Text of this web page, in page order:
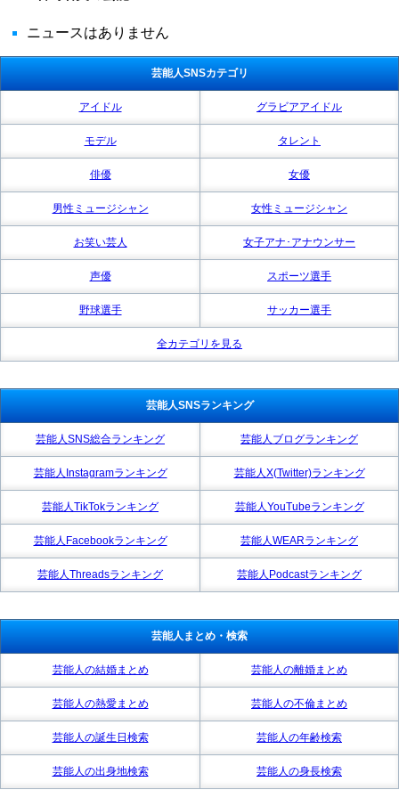
ニュースはありません
芸能人SNSカテゴリ
アイドル グラビアアイドル
モデル タレント
俳優 女優
男性ミュージシャン 女性ミュージシャン
お笑い芸人 女子アナ･アナウンサー
声優 スポーツ選手
野球選手 サッカー選手
全カテゴリを見る
芸能人SNSランキング
芸能人SNS総合ランキング 芸能人ブログランキング
芸能人Instagramランキング 芸能人X(Twitter)ランキング
芸能人TikTokランキング 芸能人YouTubeランキング
芸能人Facebookランキング 芸能人WEARランキング
芸能人Threadsランキング 芸能人Podcastランキング
芸能人まとめ・検索
芸能人の結婚まとめ 芸能人の離婚まとめ
芸能人の熱愛まとめ 芸能人の不倫まとめ
芸能人の誕生日検索 芸能人の年齢検索
芸能人の出身地検索 芸能人の身長検索